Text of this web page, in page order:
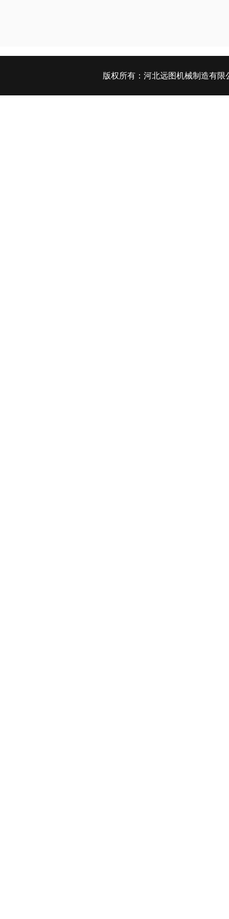
版权所有： 河北远图机械制造有限